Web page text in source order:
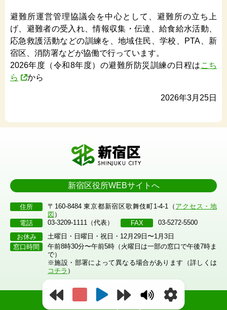
避難所運営管理協議会を中心として、避難所の立ち上
げ、避難者の受入れ、情報収集・伝達、給食給水活動、
応急救護活動などの訓練を、地域住民、学校、PTA、新
宿区、消防署などが協働で行っています。
2026年度（令和8年度）の避難所防災訓練の日程は こち
ら
から
2026年3月25日
新宿区役所WEBサイトへ
住所 〒160-8484 東京都新宿区歌舞伎町1-4-1（ アクセス・地
図 ）
電話
03-3209-1111（代表） FAX
03-5272-5500
お休み
土曜日・日曜日・祝日・12月29日〜1月3日
窓口時間
午前8時30分〜午前5時（火曜日は一部の窓口で午後7時ま
で）
※施設・部署によって異なる場合があります（詳しくは
コチラ ）